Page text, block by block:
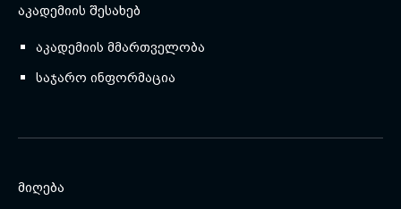
ᲐᲙᲐᲓᲔᲛᲘᲘᲡ ᲨᲔᲡᲐᲮᲔᲑ
აკადემიის მმართველობა
საჯარო ინფორმაცია
ᲛᲘᲦᲔᲑᲐ